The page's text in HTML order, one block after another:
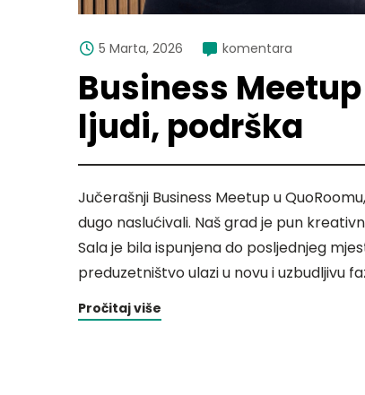
5 Marta, 2026 komentara
Business
ljudi, podrška
Jučerašnji Business Meetup u
dugo naslućivali. Naš grad je pun
Sala je bila ispunjena do posljednjeg
preduzetništvo ulazi u novu i uzbudljivu
Pročitaj više